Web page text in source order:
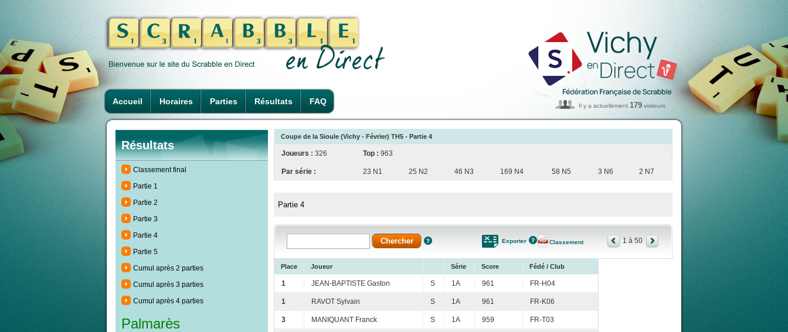
Accueil Horaires Parties Résultats FAQ Il y a actuellement 179 visiteurs
Résultats
Classement final
Partie 1
Partie 2
Partie 3
Partie 4
Partie 5
Cumul après 2 parties
Cumul après 3 parties
Cumul après 4 parties
Palmarès
Coupe de la Sioule (Vichy - Février) TH5 - Partie 4
Joueurs : 326 Top : 963
Par série : 23 N1 25 N2 46 N3 169 N4 58 N5 3 N6 2 N7
Partie 4
Exporter Classement 1 à 50
Place Joueur Série Score Fédé / Club
1 JEAN-BAPTISTE Gaston S 1A 961 FR-H04
1 RAVOT Sylvain S 1A 961 FR-K06
3 MANIQUANT Franck S 1A 959 FR-T03